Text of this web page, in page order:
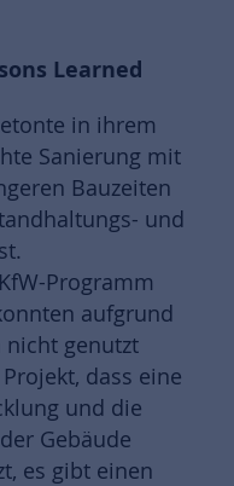
Learned
in ihrem
Sanierung mit
Bauzeiten
und
Programm
aufgrund
nicht genutzt
dass eine
und die
Gebäude
es gibt einen